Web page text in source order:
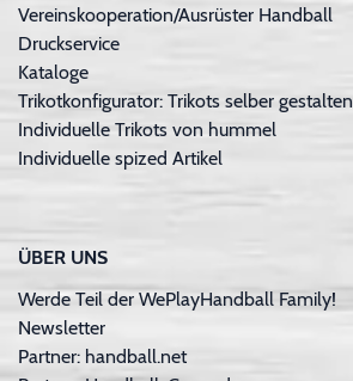
Vereinskooperation/Ausrüster Handball
Druckservice
Kataloge
Trikotkonfigurator: Trikots selber gestalten
Individuelle Trikots von hummel
Individuelle spized Artikel
ÜBER UNS
Werde Teil der WePlayHandball Family!
Newsletter
Partner: handball.net